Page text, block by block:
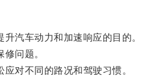
汽车动力和加速响应的目的。
问题。
对不同的路况和驾驶习惯。